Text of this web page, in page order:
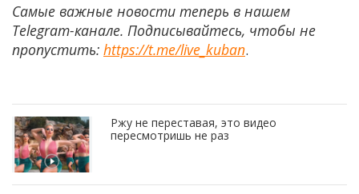
Самые важные новости теперь в нашем
Telegram-канале. Подписывайтесь, чтобы не
пропустить: https://t.me/live_kuban.
Ржу не переставая, это видео
пересмотришь не раз